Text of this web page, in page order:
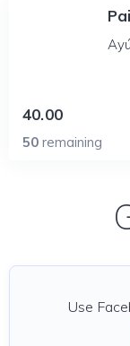
40.00
50 remaining
Use